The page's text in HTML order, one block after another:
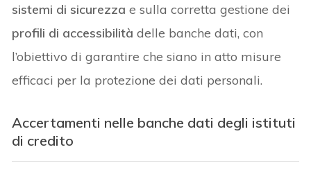
sistemi di sicurezza e sulla corretta gestione dei
profili di accessibilità delle banche dati, con
l’obiettivo di garantire che siano in atto misure
efficaci per la protezione dei dati personali.
Accertamenti nelle banche dati degli istituti
di credito